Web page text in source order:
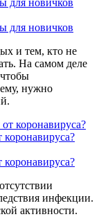
для новичков
для новичков
и тем, кто не
На самом деле
нужно
коронавируса?
коронавируса?
инфекции.
активности.